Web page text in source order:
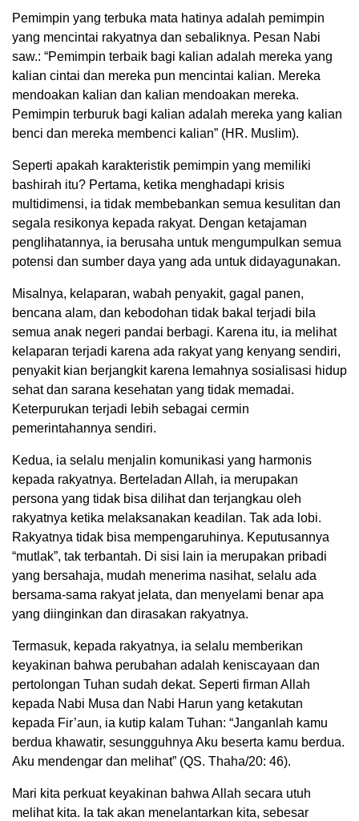
Pemimpin yang terbuka mata hatinya adalah pemimpin
yang mencintai rakyatnya dan sebaliknya. Pesan Nabi
saw.: “Pemimpin terbaik bagi kalian adalah mereka yang
kalian cintai dan mereka pun mencintai kalian. Mereka
mendoakan kalian dan kalian mendoakan mereka.
Pemimpin terburuk bagi kalian adalah mereka yang kalian
benci dan mereka membenci kalian” (HR. Muslim).
Seperti apakah karakteristik pemimpin yang memiliki
bashirah itu? Pertama, ketika menghadapi krisis
multidimensi, ia tidak membebankan semua kesulitan dan
segala resikonya kepada rakyat. Dengan ketajaman
penglihatannya, ia berusaha untuk mengumpulkan semua
potensi dan sumber daya yang ada untuk didayagunakan.
Misalnya, kelaparan, wabah penyakit, gagal panen,
bencana alam, dan kebodohan tidak bakal terjadi bila
semua anak negeri pandai berbagi. Karena itu, ia melihat
kelaparan terjadi karena ada rakyat yang kenyang sendiri,
penyakit kian berjangkit karena lemahnya sosialisasi hidup
sehat dan sarana kesehatan yang tidak memadai.
Keterpurukan terjadi lebih sebagai cermin
pemerintahannya sendiri.
Kedua, ia selalu menjalin komunikasi yang harmonis
kepada rakyatnya. Berteladan Allah, ia merupakan
persona yang tidak bisa dilihat dan terjangkau oleh
rakyatnya ketika melaksanakan keadilan. Tak ada lobi.
Rakyatnya tidak bisa mempengaruhinya. Keputusannya
“mutlak”, tak terbantah. Di sisi lain ia merupakan pribadi
yang bersahaja, mudah menerima nasihat, selalu ada
bersama-sama rakyat jelata, dan menyelami benar apa
yang diinginkan dan dirasakan rakyatnya.
Termasuk, kepada rakyatnya, ia selalu memberikan
keyakinan bahwa perubahan adalah keniscayaan dan
pertolongan Tuhan sudah dekat. Seperti firman Allah
kepada Nabi Musa dan Nabi Harun yang ketakutan
kepada Fir’aun, ia kutip kalam Tuhan: “Janganlah kamu
berdua khawatir, sesungguhnya Aku beserta kamu berdua.
Aku mendengar dan melihat” (QS. Thaha/20: 46).
Mari kita perkuat keyakinan bahwa Allah secara utuh
melihat kita. Ia tak akan menelantarkan kita, sebesar